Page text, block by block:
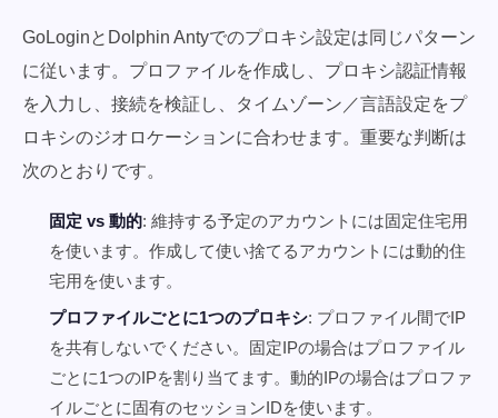
GoLoginとDolphin Antyでのプロキシ設定は同じパターン
に従います。プロファイルを作成し、プロキシ認証情報
を入力し、接続を検証し、タイムゾーン／言語設定をプ
ロキシのジオロケーションに合わせます。重要な判断は
次のとおりです。
固定 vs 動的: 維持する予定のアカウントには固定住宅用
を使います。作成して使い捨てるアカウントには動的住
宅用を使います。
プロファイルごとに1つのプロキシ: プロファイル間でIP
を共有しないでください。固定IPの場合はプロファイル
ごとに1つのIPを割り当てます。動的IPの場合はプロファ
イルごとに固有のセッションIDを使います。